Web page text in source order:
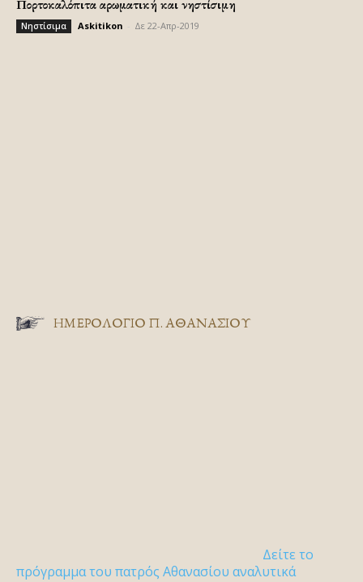
Πορτοκαλόπιτα αρωματική και νηστίσιμη
Νηστίσιμα Askitikon Δε 22-Απρ-2019
ΗΜΕΡΟΛΟΓΙΟ Π. ΑΘΑΝΑΣΙΟΥ
Δείτε το
πρόγραμμα του πατρός Αθανασίου αναλυτικά